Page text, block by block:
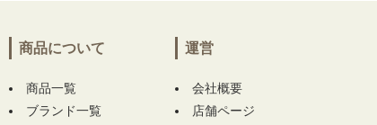
DANCE WITH DRAGON ヘッドカバー ブルー
ル チェック キラキラ】
をお買い上げ!!ありが
とうございます！
商品について
商品一覧
ブランド一覧
運営
会社概要
店舗ページ